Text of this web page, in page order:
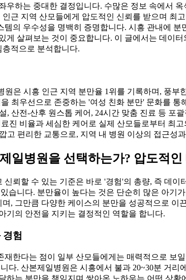
우하는 중대한 결정입니다. 수많은 정보 속에서
인근 지역 산모들에게 압도적인 신뢰를 받으며 최
템의 우수성을 명백히 증명합니다. 시흥 관내에
게 살펴보는 것이 중요합니다. 이 글에서는 데이
적으로 분석합니다.
원은 시흥 인근 지역 분만율 1위를 기록하며, 풍부
최우선으로 존중하는 '여성 친화 분만' 문화를 통
, 산전-산후 원스톱 케어, 24시간 맞춤 진료 등 포
진 비율과 세심한 케어로 실제 산모들로부터 최
고 편리한 교통으로, 지역 내 병원 이상의 접근성
일병원을 선택하는가? 압도적인
신뢰할 수 있는 기준은 바로 '경험'의 총량, 즉 데이
습니다. 분만율이 높다는 것은 단순히 많은 아기
, 그만큼 다양한 케이스의 분만을 성공적으로
기의 안전을 지키는 결정적인 역할을 합니다.
경험
재한다는 점이 일부 산모들에게는 매력적으로 보
다. 산본제일병원은 시흥에서 불과 20~30분 거
하는 분만을 책임지며 쌓아온 노하우는 어떤 상